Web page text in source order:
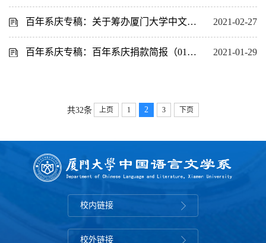
2021-02-27
百年系庆专稿：关于筹办厦门大学中文系学术发展基金的倡议
2021-01-29
百年系庆专稿：百年系庆捐款简报（01号）
共32条 上页 1 2 3 下页
校内链接
校外链接